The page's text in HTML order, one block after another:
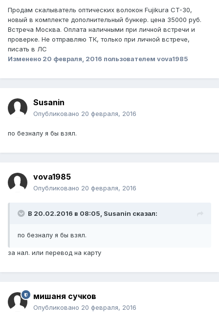
Продам скалыватель оптических волокон Fujikura CT-30,
новый в комплекте дополнительный бункер. цена 35000 руб.
Встреча Москва. Оплата наличными при личной встречи и
проверке. Не отправляю ТК, только при личной встрече,
писать в ЛС
Изменено 20 февраля, 2016 пользователем vova1985
Susanin
Опубликовано 20 февраля, 2016
по безналу я бы взял.
vova1985
Опубликовано 20 февраля, 2016
В 20.02.2016 в 08:05, Susanin сказал:
по безналу я бы взял.
за нал. или перевод на карту
мишаня сучков
Опубликовано 20 февраля, 2016